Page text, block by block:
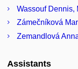
Wassouf Dennis,
Zámečníková
Zemandlová
Assistants